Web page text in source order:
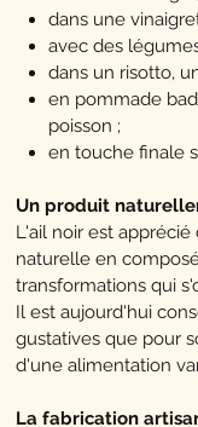
dans une
avec des
dans un risotto,
en pommade
poisson ;
en touche finale
Un produit
L'ail noir est
naturelle en
transformations qui
Il est aujourd'hui
gustatives que pour
d'une alimentation
La fabrication